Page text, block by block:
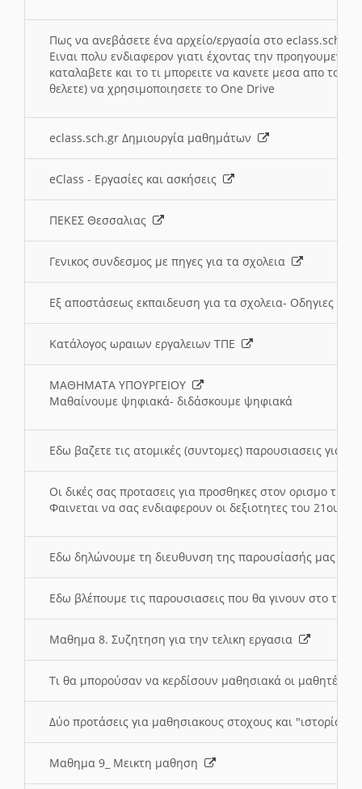
Πως να ανεβάσετε ένα αρχείο/εργασία στο eclass.sch.gr
Ειναι πολυ ενδιαφερον γιατι έχοντας την
καταλαβετε και το τι μπορειτε να κανετε μεσα απο το
θελετε) να χρησιμοποιησετε το One Drive
eclass.sch.gr Δημιουργία μαθημάτων
eClass - Εργασίες και ασκήσεις
ΠΕΚΕΣ Θεσσαλιας
Γενικος συνδεσμος με πηγες για τα σχολεια
Εξ αποστάσεως εκπαιδευση για τα σχολεια- Οδηγιες
Κατάλογος ωραιων εργαλειων ΤΠΕ
ΜΑΘΗΜΑΤΑ ΥΠΟΥΡΓΕΙΟΥ
Μαθαίνουμε ψηφιακά- διδάσκουμε ψηφιακά
Εδω βαζετε τις ατομικές (συντομες) παρουσιασεις για
Οι δικές σας προτασεις για προσθηκες στον ορισμο
Φαινεται να σας ενδιαφερουν οι δεξιοτητες του 21ου
Εδω δηλώνουμε τη διευθυνση της παρουσίασής μας
Εδω βλέπουμε τις παρουσιασεις που θα γινουν στο
Μαθημα 8. Συζητηση για την τελικη εργασια
Τι θα μπορούσαν να κερδίσουν μαθησιακά οι μαθητές/
Δύο προτάσεις για μαθησιακους στοχους και "ιστορία"
Μαθημα 9_ Μεικτη μαθηση